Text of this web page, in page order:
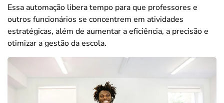
Essa automação libera tempo para que professores e
outros funcionários se concentrem em atividades
estratégicas, além de aumentar a eficiência, a precisão e
otimizar a gestão da escola.